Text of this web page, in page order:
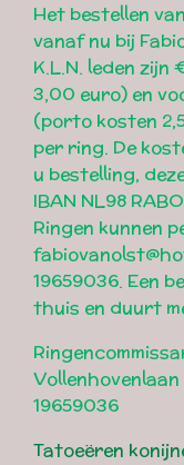
Het bestellen
vanaf nu bij
K.L.N. leden
3,00 euro) en
(porto kosten
per ring. De
u bestelling,
IBAN NL98
Ringen kunnen
19659036. Een
thuis en duurt
Vollenhovenlaan
19659036
Tatoeëren